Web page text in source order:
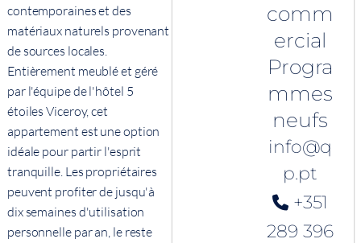
contemporaines et des
matériaux naturels provenant
de sources locales.
Entièrement meublé et géré
par l'équipe de l'hôtel 5
étoiles Viceroy, cet
appartement est une option
idéale pour partir l'esprit
tranquille. Les propriétaires
peuvent profiter de jusqu'à
dix semaines d'utilisation
personnelle par an, le reste
comm
ercial
Progra
mmes
neufs
info@q
p.pt
+351
289 396